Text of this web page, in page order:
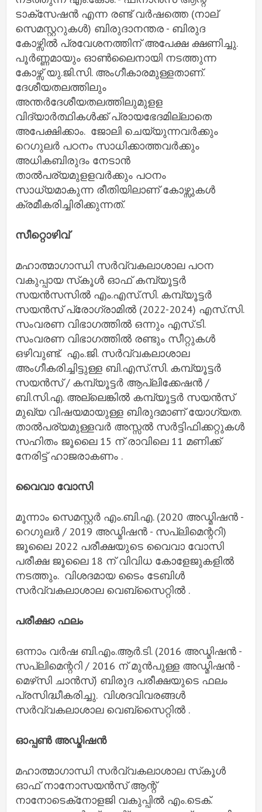
ടാക്സേഷൻ എന്ന രണ്ട് വർഷത്തെ (നാല്
സെമസ്റ്ററുകൾ) ബിരുദാനന്തര - ബിരുദ
കോഴ്സിൽ പ്രവേശനത്തിന് അപേക്ഷ ക്ഷണിച്ചു.
പൂർണ്ണമായും ഓൺലൈനായി നടത്തുന്ന
കോഴ്സ് യു.ജി.സി. അംഗീകാരമുള്ളതാണ്.
ദേശീയതലത്തിലും
അന്തർദേശീയതലത്തിലുമുളള
വിദ്യാർത്ഥികൾക്ക് പ്രായഭേദമില്ലാതെ
അപേക്ഷിക്കാം. ജോലി ചെയ്യുന്നവർക്കും
റെഗുലർ പഠനം സാധിക്കാത്തവർക്കും
അധികബിരുദം നേടാൻ
താൽപര്യമുളളവർക്കും പഠനം
സാധ്യമാകുന്ന രീതിയിലാണ് കോഴ്സുകൾ
ക്രമീകരിച്ചിരിക്കുന്നത്.
സീറ്റൊഴിവ്
മഹാത്മാഗാന്ധി സർവ്വകലാശാല പഠന
വകുപ്പായ സ്‌കൂൾ ഓഫ് കമ്പ്യൂട്ടർ
സയൻസസിൽ എം.എസ്.സി. കമ്പ്യൂട്ടർ
സയൻസ് പ്രോഗ്രാമിൽ (2022-2024) എസ്.സി.
സംവരണ വിഭാഗത്തിൽ ഒന്നും എസ്.ടി.
സംവരണ വിഭാഗത്തിൽ രണ്ടും സീറ്റുകൾ
ഒഴിവുണ്ട്. എം.ജി. സർവ്വകലാശാല
അംഗീകരിച്ചിട്ടുള്ള ബി.എസ്.സി. കമ്പ്യൂട്ടർ
സയൻസ് / കമ്പ്യൂട്ടർ ആപ്ലിക്കേഷൻ /
ബി.സി.എ. അല്ലെങ്കിൽ കമ്പ്യൂട്ടർ സയൻസ്
മുഖ്യ വിഷയമായുള്ള ബിരുദമാണ് യോഗ്യത.
താൽപര്യമുള്ളവർ അസ്സൽ സർട്ടിഫിക്കറ്റുകൾ
സഹിതം ജൂലൈ 15 ന് രാവിലെ 11 മണിക്ക്
നേരിട്ട് ഹാജരാകണം .
വൈവാ വോസി
മൂന്നാം സെമസ്റ്റർ എം.ബി.എ. (2020 അഡ്മിഷൻ -
റെഗുലർ / 2019 അഡ്മിഷൻ - സപ്ലിമെന്ററി)
ജൂലൈ 2022 പരീക്ഷയുടെ വൈവാ വോസി
പരീക്ഷ ജൂലൈ 18 ന് വിവിധ കോളേജുകളിൽ
നടത്തും. വിശദമായ ടൈം ടേബിൾ
സർവ്വകലാശാല വെബ്‌സൈറ്റിൽ .
പരീക്ഷാ ഫലം
ഒന്നാം വർഷ ബി.എം.ആർ.ടി. (2016 അഡ്മിഷൻ -
സപ്ലിമെന്ററി / 2016 ന് മുൻപുള്ള അഡ്മിഷൻ -
മെഴ്‌സി ചാൻസ്) ബിരുദ പരീക്ഷയുടെ ഫലം
പ്രസിദ്ധീകരിച്ചു. വിശദവിവരങ്ങൾ
സർവ്വകലാശാല വെബ്‌സൈറ്റിൽ .
ഓപ്പൺ അഡ്മിഷൻ
മഹാത്മാഗാന്ധി സർവ്വകലാശാല സ്‌കൂൾ
ഓഫ് നാനോസയൻസ് ആന്റ്
നാനോടെക്‌നോളജി വകുപ്പിൽ എം.ടെക്.